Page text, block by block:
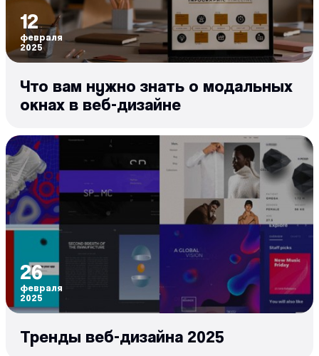
12
февраля
2025
Что вам нужно знать о модальных
окнах в веб-дизайне
26
февраля
2025
Тренды веб-дизайна 2025